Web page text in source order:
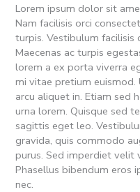
Lorem ipsum dolor sit
Nam facilisis orci
turpis. Vestibulum facilisis
Maecenas ac turpis
lorem a ex porta viverra
mi vitae pretium
arcu aliquet in. Etiam sed
urna lorem. Quisque sed
sagittis eget leo.
gravida, quis commodo
purus. Sed imperdiet
Phasellus bibendum eros
nec.